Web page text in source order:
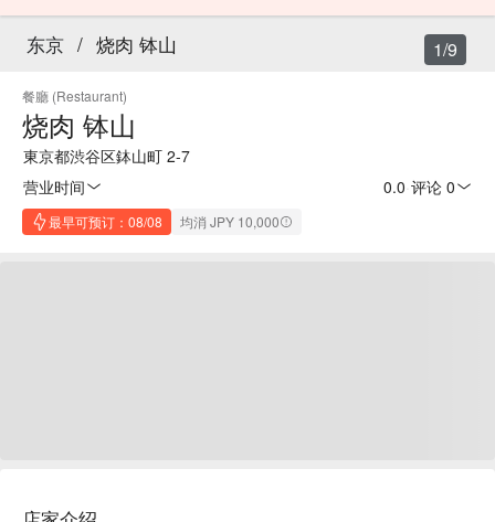
东京 / 烧肉 钵山
餐廳 (Restaurant)
烧肉 钵山
東京都渋谷区鉢山町 2-7
营业时间
0.0 评论 0
最早可预订：08/08 均消 JPY 10,000
1/9